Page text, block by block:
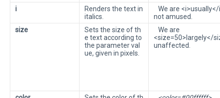
i
Renders the text in
italics.
We are
not amused.
size
Sets the size of th
e text according to
the parameter val
ue, given in pixels.
We are
<size=50>largely</
unaffected.